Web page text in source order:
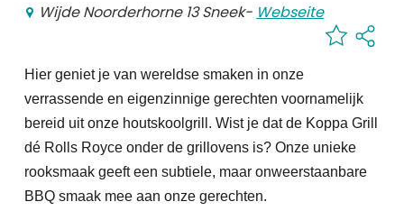
Stadtplan
Sneek mit Kinder
VVV Sneek
Drahtloses Internet
Sehenswürdigkeiten
Wijde Noorderhorne 13 Sneek- Webseite
Hier geniet je van wereldse smaken in onze
verrassende en eigenzinnige gerechten voornamelijk
bereid uit onze houtskoolgrill. Wist je dat de Koppa Grill
dé Rolls Royce onder de grillovens is? Onze unieke
rooksmaak geeft een subtiele, maar onweerstaanbare
BBQ smaak mee aan onze gerechten.